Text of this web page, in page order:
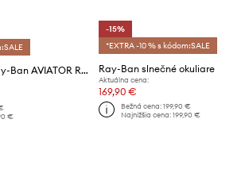
Slnečné okuliare Ray-Ban AVIATOR REVERSE
€
-15%
*EXTRA -10 % s kódom:SALE
Ray-Ban slnečné okuliare
Aktuálna cena:
169,90 €
Bežná cena: 199,90 €
Najnižšia cena: 199,90 €